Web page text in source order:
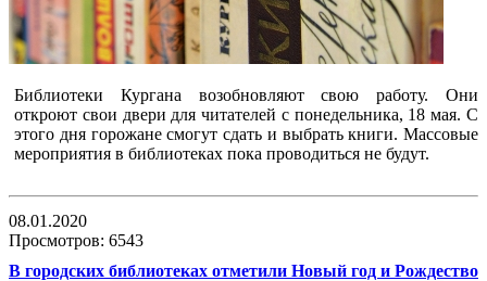
Библиотеки Кургана возобновляют свою работу. Они
откроют свои двери для читателей с понедельника, 18 мая. С
этого дня горожане смогут сдать и выбрать книги. Массовые
мероприятия в библиотеках пока проводиться не будут.
08.01.2020
Просмотров: 6543
В городских библиотеках отметили Новый год и Рождество